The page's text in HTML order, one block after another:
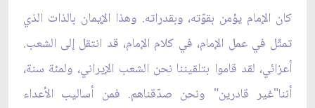
كان الإمام يؤمن بقوّته، وبقدراته. وهذا الإيمان بالذات الذي
تمثّل في عمل الإمام، في كلام الإمام، قد انتقل إلى الشعب.
أعزائي، لقد قاموا بتلقيننا نحن الشعب الإيراني، ولمئة سنة،
أننا"غير قادرين" ونحن صدّقناهم. فمن أساليب الأعداء